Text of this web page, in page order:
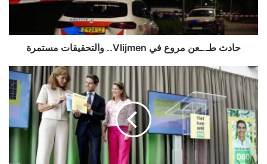
حادث طـ.ـعن مروع في Vlijmen.. والتحقيقات مستمرة
حزب
D66
يكشف
برنامجه
الانتخابي
2025:
تغييرات
كبيرة